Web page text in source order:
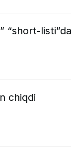
“short-
chiqdi